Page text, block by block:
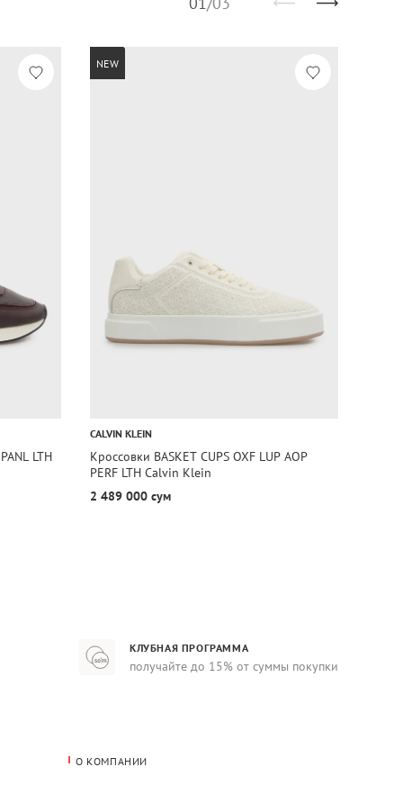
LTH
NEW
CALVIN KLEIN
Кроссовки BASKET CUPS OXF LUP AOP
PERF LTH Calvin Klein
2 489 000 сум
КЛУБНАЯ ПРОГРАММА
получайте до 15% от суммы покупки
О КОМПАНИИ